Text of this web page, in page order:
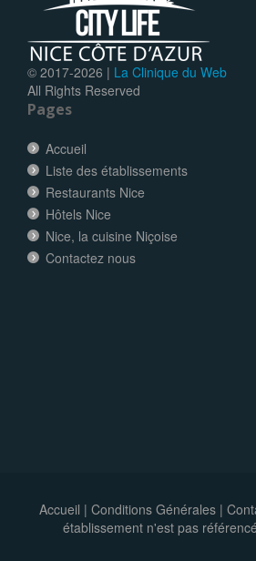
© 2017-2026 | La Clinique du Web
All Rights Reserved
Pages
Accueil
Liste des établissements
Restaurants Nice
Hôtels Nice
Nice, la cuisine Niçoise
Contactez nous
Accueil | Conditions Générales|
établissement n'est pas